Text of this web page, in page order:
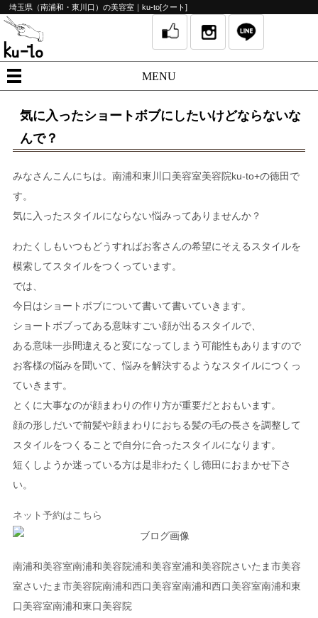
埼玉県（南浦和・東川口）の美容室｜ku-to[クート]
MENU
気に入ったショートボブにしたいけどならないな
んで？
みなさんこんにちは。南浦和東川口美容室美容院ku-to+の徳田で
す。
気に入ったスタイルにならない悩みってありませんか？
わたくしもいつもどうすればお客さんの希望にそえるスタイルを
模索してスタイルをつくっています。
では、
今日はショートボブについて書いて書いていきます。
ショートボブってある意味すごい顔が出るスタイルで、
ある意味一歩間違えると変になってしまう可能性もありますので
お客様の悩みを聞いて、悩みを解決するようなスタイルにつくっ
ていきます。
とくに大事なのが顔まわりの作り方が重要だとおもいます。
顔の形しだいで前髪や顔まわりにおちる髪の毛の長さを調整して
スタイルをつくることで自分に合ったスタイルになります。
短くしようか迷っている方は是非わたくし徳田におまかせ下さ
い。
ネット予約はこちら
南浦和美容室南浦和美容院浦和美容室浦和美容院さいたま市美容
室さいたま市美容院南浦和西口美容室南浦和西口美容室南浦和東
口美容室南浦和東口美容院